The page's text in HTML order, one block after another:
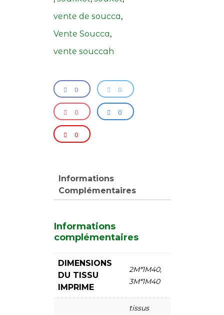
vente de soucca,
Vente Soucca,
vente souccah
0 0
0 0
0
Informations
Complémentaires
Informations
complémentaires
DIMENSIONS
DU TISSU
IMPRIME
2M*1M40,
3M*1M40
tissus